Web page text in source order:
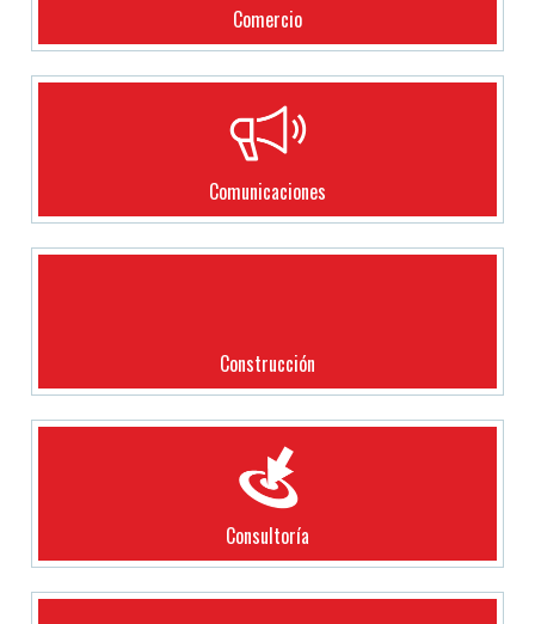
Comercio
Comunicaciones
Construcción
Consultoría